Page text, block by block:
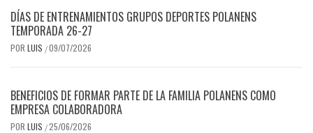
DÍAS DE ENTRENAMIENTOS GRUPOS DEPORTES POLANENS
TEMPORADA 26-27
POR LUIS /09/07/2026
BENEFICIOS DE FORMAR PARTE DE LA FAMILIA POLANENS COMO
EMPRESA COLABORADORA
POR LUIS /25/06/2026